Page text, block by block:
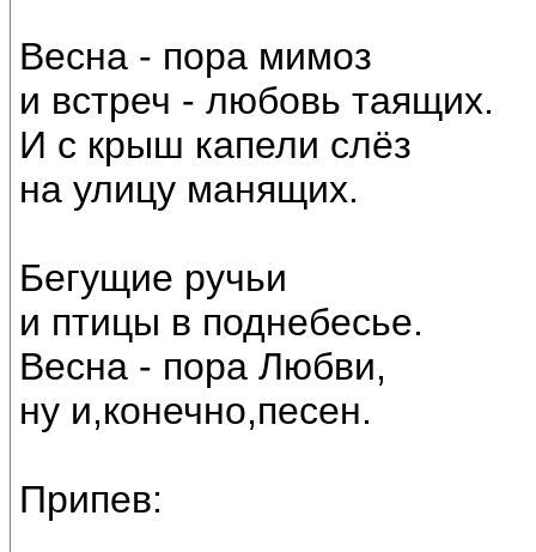
Весна - пора мимоз
и встреч - любовь таящих.
И с крыш капели слёз
на улицу манящих.
Бегущие ручьи
и птицы в поднебесье.
Весна - пора Любви,
ну и,конечно,песен.
Припев: